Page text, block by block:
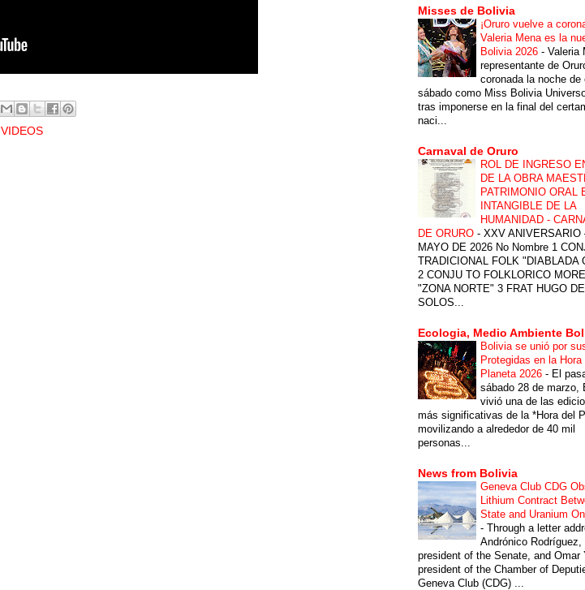
VIDEOS
Misses de Bolivia
¡Oruro vuelve a
Valeria Mena es la
Bolivia 2026 - Valeria
representante de
coronada la noche de
sábado como Miss Bolivia
tras imponerse en la final del
naci...
Carnaval de Oruro
ROL DE INGRESO
DE LA OBRA
PATRIMONIO ORAL
INTANGIBLE DE LA
HUMANIDAD -
DE ORURO - XXV ANIVERSARIO
MAYO DE 2026 No Nombre 1
TRADICIONAL FOLK "DIABLADA
2 CONJU TO FOLKLORICO
"ZONA NORTE" 3 FRAT HUGO
SOLOS...
Ecologia, Medio Ambiente
Bolivia se unió por
Protegidas en la Hora
Planeta 2026 - El
sábado 28 de marzo,
vivió una de las
más significativas de la *Hora del
movilizando a alrededor de 40 mil
personas...
News from Bolivia
Geneva Club CDG
Lithium Contract
State and Uranium
- Through a letter
Andrónico Rodríguez,
president of the Senate, and Omar
president of the Chamber of
Geneva Club (CDG) ...